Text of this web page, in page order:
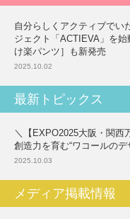
自分らしくアクティブでい
ジェクト「ACTIEVA」を
け楽パンツ］も新発売
2025.10.02
最新トピックス
＼【EXPO2025大阪・関
創造力を育む“ワコールのデ
2025.10.03
メディア掲載情報